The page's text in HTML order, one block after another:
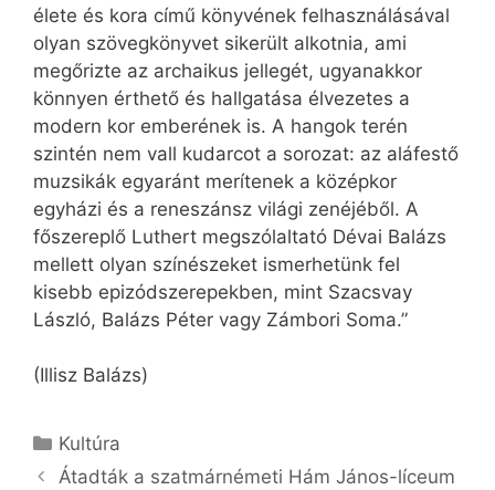
élete és kora című könyvének felhasználásával
olyan szövegkönyvet sikerült alkotnia, ami
megőrizte az archaikus jellegét, ugyanakkor
könnyen érthető és hallgatása élvezetes a
modern kor emberének is. A hangok terén
szintén nem vall kudarcot a sorozat: az aláfestő
muzsikák egyaránt merítenek a középkor
egyházi és a reneszánsz világi zenéjéből. A
főszereplő Luthert megszólaltató Dévai Balázs
mellett olyan színészeket ismerhetünk fel
kisebb epizódszerepekben, mint Szacsvay
László, Balázs Péter vagy Zámbori Soma.”
(Illisz Balázs)
Kategória
Kultúra
Átadták a szatmárnémeti Hám János-líceum